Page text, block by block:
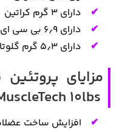
دارای 3 گرم کراتین
دارای ۶٫۹ بی سی ای ای
دارای ۵٫۳ گرم گلوتامین
مزایای
افزایش ساخت